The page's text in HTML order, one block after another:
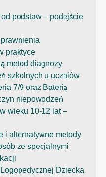
podstaw – podejście
praktyce
metod diagnozy
szkolnych u uczniów
7/9 oraz Baterią
niepowodzeń
wieku 10-12 lat –
i alternatywne metody
ze specjalnymi
Dziecka